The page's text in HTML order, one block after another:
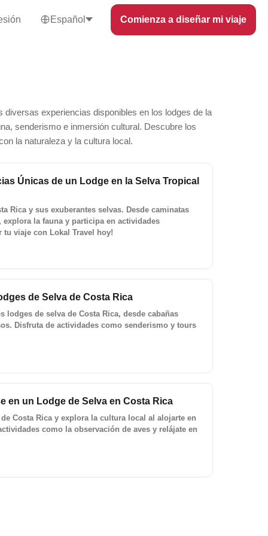
Español Comienza a diseñar mi viaje
experiencias disponibles en los lodges de la
senderismo e inmersión cultural. Descubre los
la naturaleza y la cultura local.
Únicas de un Lodge en la Selva Tropical
Rica y sus exuberantes selvas. Desde caminatas
la fauna y participa en actividades
tu viaje con Lokal Travel hoy!
de Selva de Costa Rica
lodges de selva de Costa Rica, desde cabañas
Disfruta de actividades como senderismo y tours
en un Lodge de Selva en Costa Rica
Costa Rica y explora la cultura local al alojarte en
como la observación de aves y relájate en